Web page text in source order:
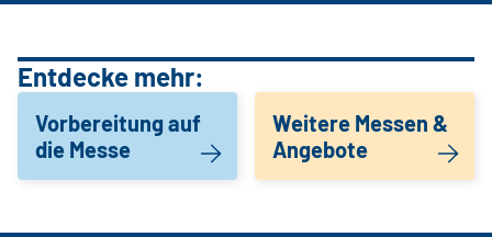
Entdecke mehr:
Vorbereitung auf
die Messe
Weitere Messen &
Angebote